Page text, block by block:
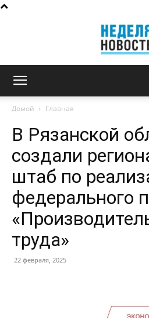
Домой Главная
В Рязанской
создали
штаб по
федерального
труда»
22 февраля, 2025